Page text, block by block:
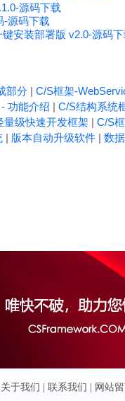
源码下载
-源码下载
安装部署版 v2.0-源码下
部分| C/S框架-
功能介绍 | C/S结构系统
量级快速开发框架 | C/S
| 版本自动升级软件| 数
关于我们 | 联系我们 | 网站